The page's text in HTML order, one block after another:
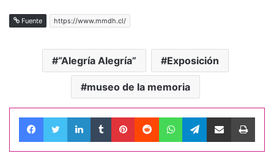
Fuente https://www.mmdh.cl/
“Alegría Alegría” Exposición
museo de la memoria
FacebookTwitterLinkedInTumblrPinterestRedditWhatsAppTelegramCompartir por correo electrónico